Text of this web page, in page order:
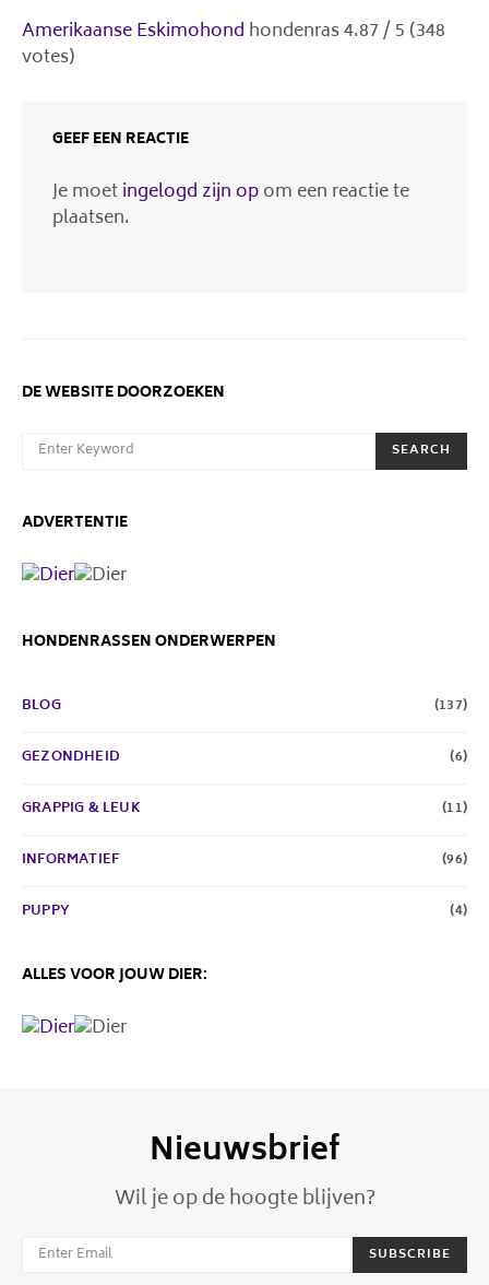
Amerikaanse Eskimohond hondenras4.87/5 (348
votes)
GEEF EEN REACTIE
Je moetingelogd zijn opom een reactie te
plaatsen.
DE WEBSITE DOORZOEKEN
SEARCH FOR:
SEARCH
ADVERTENTIE
HONDENRASSEN ONDERWERPEN
BLOG (137)
GEZONDHEID (6)
GRAPPIG & LEUK (11)
INFORMATIEF (96)
PUPPY (4)
ALLES VOOR JOUW DIER:
Nieuwsbrief
Wil je op de hoogte blijven?
SUBSCRIBE